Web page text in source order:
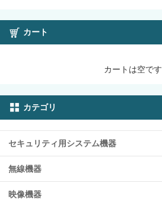
カート
カートは空です
カテゴリ
セキュリティ用システム機器
無線機器
映像機器